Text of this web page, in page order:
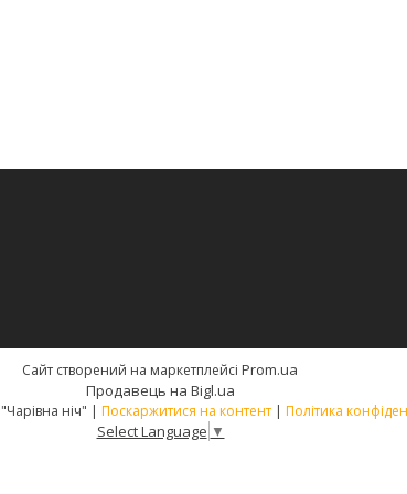
Сайт створений на маркетплейсі Prom.ua
Продавець на Bigl.ua
Текстильна компанія "Чарівна ніч" | Поскаржитися на контент | Політика
Select Language ▼